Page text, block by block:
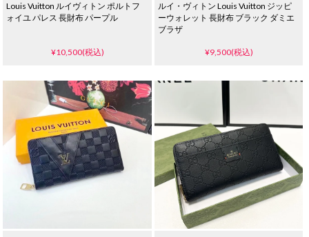
Louis Vuitton ルイヴィトン ポルトフ
ォイユ パレス 長財布 パープル
¥10,500(税込)
ルイ・ヴィトン Louis Vuitton ジッピ
ーウォレット 長財布 ブラック ダミエ
ブラザ
¥9,500(税込)